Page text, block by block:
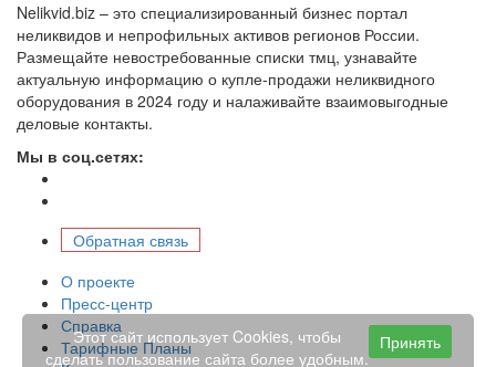
Nelikvid.biz – это специализированный бизнес портал
неликвидов и непрофильных активов регионов России.
Размещайте невостребованные списки тмц, узнавайте
актуальную информацию о купле-продажи неликвидного
оборудования в 2024 году и налаживайте взаимовыгодные
деловые контакты.
Мы в соц.сетях:
Обратная связь
О проекте
Пресс-центр
Справка
Тарифные Планы
Этот сайт использует Cookies, чтобы
сделать пользование сайта более удобным.
Принять